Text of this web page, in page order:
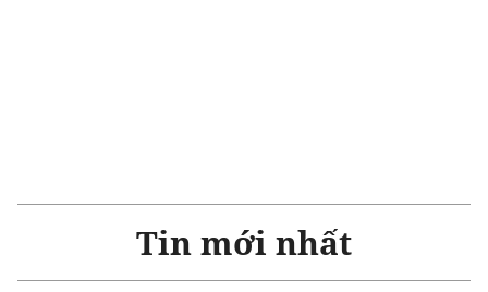
Tin mới nhất